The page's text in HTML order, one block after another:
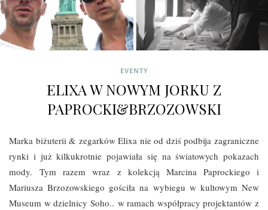
EVENTY
ELIXA W NOWYM JORKU Z
PAPROCKI&BRZOZOWSKI
Marka biżuterii & zegarków Elixa nie od dziś podbija zagraniczne
rynki i już kilkukrotnie pojawiała się na światowych pokazach
mody. Tym razem wraz z kolekcją Marcina Paprockiego i
Mariusza Brzozowskiego gościła na wybiegu w kultowym New
Museum w dzielnicy Soho.. w ramach współpracy projektantów z